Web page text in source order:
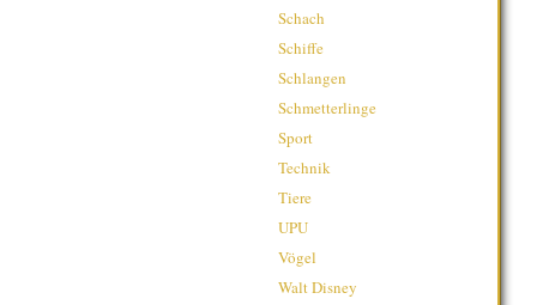
Schach
Schiffe
Schlangen
Schmetterlinge
Sport
Technik
Tiere
UPU
Vögel
Walt Disney